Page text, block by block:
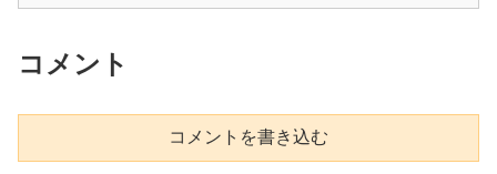
くてな。
コメント
コメントを書き込む